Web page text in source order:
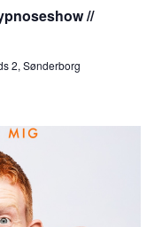
//
2, Sønderborg